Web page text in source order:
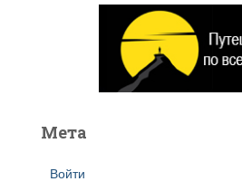
Мета
Войти